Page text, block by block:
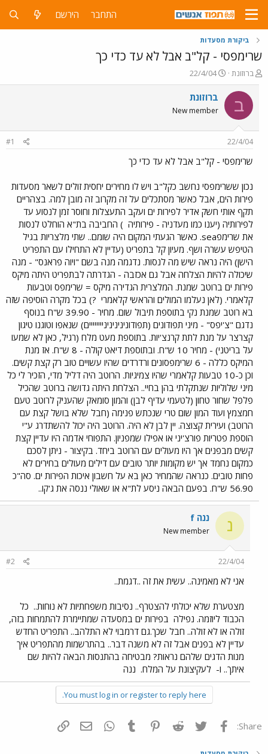
התחבר הירשם
ביקורת מסעדות
שרימפסי - קל"ב אבל לא עד כדי כך
פ
ו
ת
ח
ה
ש
א
ברוזונת
פ
ו
ר
ם
ר
22/4/04
ב ברוזונת
New member
22/4/04
#1
שרימפסי - קל"ב אבל לא עד כדי כך
נכון ששרימפסי נחשב כקל"ב ויש לו מחירים יחסית זולים לשאר מסעדות
פירות הים, אבל כאשר מסתכלים על זה מקרוב זה מובן למה. בצהריים
תקף אותי חשק אדיר לפירות ים ועקב התעצלות וחוסר זמן לנסוע עד
לפירותיה (יענו כמו מעדניה - פירותיה ) החביבה בת"א הוחלט לנסות
את שרימפsea. כאשר הגעתי המקום היה שומם.. שתי מלצריות בגיל
הטיפש עשרה ושף. מעיון קל בתפריט (עדיין לא התחילו עם התפריט
הישן) היה נראה שיש מה לנסות. נדגמה מנה בשם "ויוה פראנס" - מנה
שיכולה להיות הצלחה אבל גם אכזבה - הגדרתה לבתפריט היתה מיקס
פירות ים ברוטב שמנת. המלצרית הגדירה מיקס = שרימפס וטבעות
קלאמרי. (לאן נעלמו המולים והראשי קלאמרי ?) בכל מקרה הוסיפה שזה
בא רוטב שמנת נקי בתוספת תיבול שום. מחיר - 39.90 ש"ח בנוסף
נדגם "צ'יפס" - מיני תפודונים (תפודוניניניניניייייייים) שנאפו וטוגנו טיגון
קצרצר על מנת לתת קרנצ'יות. בתוספת מעט מלח (רגיל, כאן לא שמעו
על בריטני) - מחיר 10 ש"ח. ובתוספת דיאט קולה - 8 ש"ח. אז מנת
המיקס כללה - 6 שרימפסונים ורדרדים שהיו עשויים טוב רק קצת קשים.
וכן כ-10 טבעות קלאמרי שהיו צמיגיות. הרוטב היה דליל מדי, הזכיר לי כל
מיני שלוליות שנתקלתי בהן בחיי.. הצלחת היתה גדושה ברוטב שהכיל
פלפל שחור טחון (לטעמי עדיף לבן) והמון סומאק שהעניק לרוטב טעם
חמצמץ ועוד המון שום טרי שנכתש פנימה (חבל שלא בושל קצת עם
הרוטב) ועירית קצוצה. יין לבן לא היה. הרוטב היה יכול להשתדרג ע"י
הוספת פטריות פורצ'יני או אפילו שמפניון. התפוחי אדמה היו עדיין קצת
קשים מבפנים אך היו מעולים עם הרוטב ביחד. בקיצור - ניתן לסכם
כמקום נחמד אך יש מקומות יותר טובים עם דילים מעולים בחירים לא
פחות טובים. כנראה שהמחיר כאן בא על חשבון איכות הפירות ים. סה"כ
56.90 ש"ח. בפעם הבאה ניסע לת"א או שאולי ננסה את ג'קו..
נ ננה f
New member
22/4/04
#2
אני לא מאמינה.. עשית את זה ..דגמת..
מצטערת שלא יכולתי להצטרף.. נסיבות משפחתיות לא נוחות.. כל
הכבוד ליוזמה. נפילה בפירות ים במסעדה שמתיימרת להתמחות בזה,
זולה או לא זולה.. חבל שכך.גם דרמבוי לא התלהב.. התפריט החדש
עדיין לא בפנים אבל זה לא משנה דבר.. בהתרשמות מהתפריט איך
מנות הדגים שלהם נראות? מבטיחה בהתנסות הבאה להיות שם
איתך.. ו- לעקיצונת על המלח. ננה
You must log in or register to reply here.
Share: פייסבוק Twitter
Reddit
Pinterest
Tumblr
WhatsAppדואר אלקטרוני